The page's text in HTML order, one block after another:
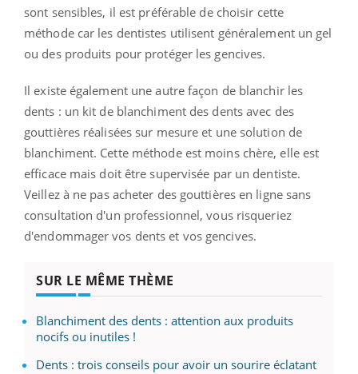
sont sensibles, il est préférable de choisir cette
méthode car les dentistes utilisent généralement un gel
ou des produits pour protéger les gencives.
Il existe également une autre façon de blanchir les
dents : un kit de blanchiment des dents avec des
gouttières réalisées sur mesure et une solution de
blanchiment. Cette méthode est moins chère, elle est
efficace mais doit être supervisée par un dentiste.
Veillez à ne pas acheter des gouttières en ligne sans
consultation d'un professionnel, vous risqueriez
d'endommager vos dents et vos gencives.
SUR LE MÊME THÈME
Blanchiment des dents : attention aux produits
nocifs ou inutiles !
Dents : trois conseils pour avoir un sourire éclatant